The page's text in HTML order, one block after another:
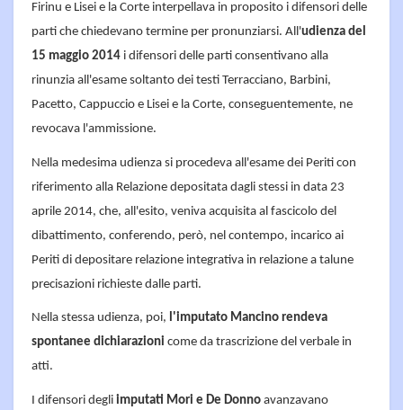
Firinu e Lisei e la Corte interpellava in proposito i difensori delle
parti che chiedevano termine per pronunziarsi. All'udienza del
15 maggio 2014 i difensori delle parti consentivano alla
rinunzia all'esame soltanto dei testi Terracciano, Barbini,
Pacetto, Cappuccio e Lisei e la Corte, conseguentemente, ne
revocava l'ammissione.
Nella medesima udienza si procedeva all'esame dei Periti con
riferimento alla Relazione depositata dagli stessi in data 23
aprile 2014, che, all'esito, veniva acquisita al fascicolo del
dibattimento, conferendo, però, nel contempo, incarico ai
Periti di depositare relazione integrativa in relazione a talune
precisazioni richieste dalle parti.
Nella stessa udienza, poi, l'imputato Mancino rendeva
spontanee dichiarazioni come da trascrizione del verbale in
atti.
I difensori degli imputati Mori e De Donno avanzavano